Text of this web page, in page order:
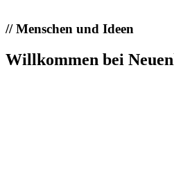
//Menschen und Ideen
Willkommen bei